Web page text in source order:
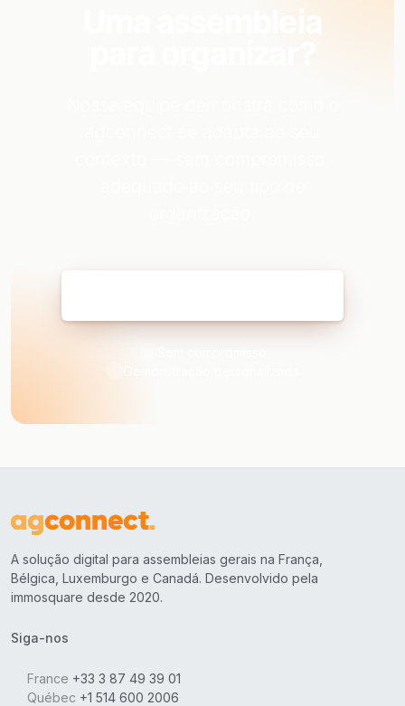
Uma assembleia
A solução digital para assembleias gerais na França,
Bélgica, Luxemburgo e Canadá. Desenvolvido pela
immosquare desde 2020.
Siga-nos
France +33 3 87 49 39 01
Québec +1 514 600 2006